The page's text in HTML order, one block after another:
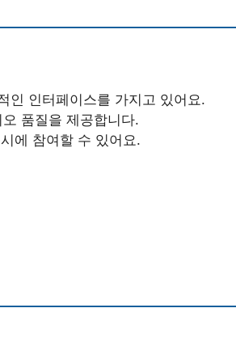
인 인터페이스를 가지고 있어요.
품질을 제공합니다.
에 참여할 수 있어요.